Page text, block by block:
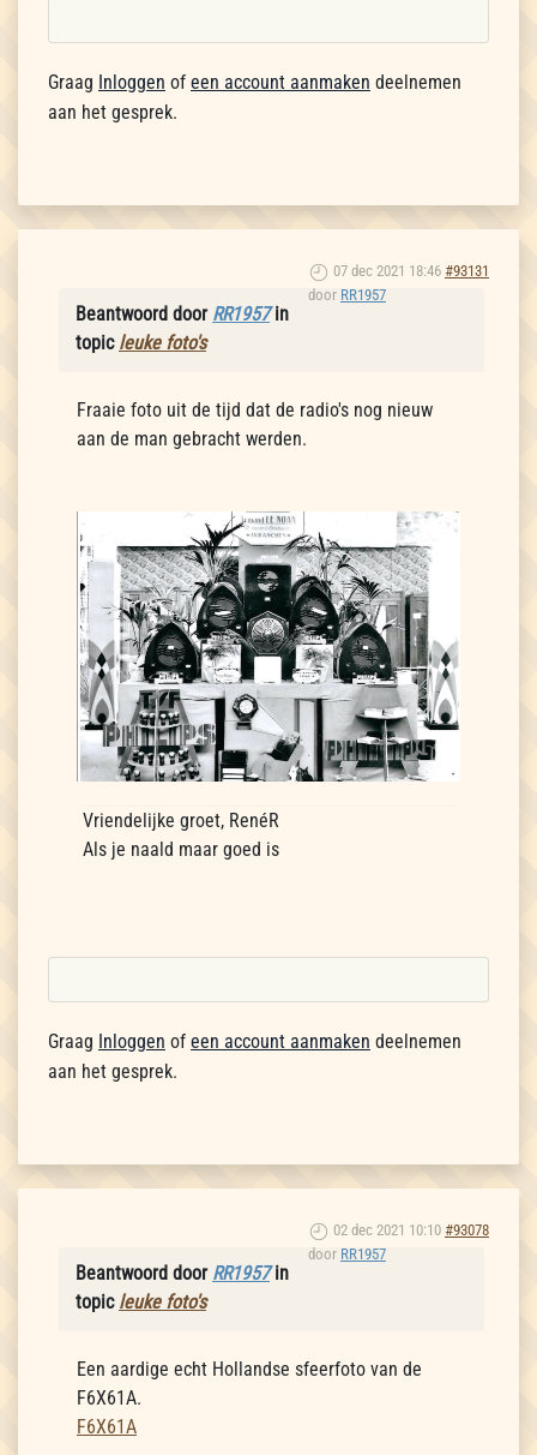
Graag Inloggen of een account aanmaken deelnemen
aan het gesprek.
07 dec 2021 18:46 #93131
door RR1957
Beantwoord door RR1957in
topic leuke foto's
Fraaie foto uit de tijd dat de radio's nog nieuw
aan de man gebracht werden.
Vriendelijke groet, RenéR
Als je naald maar goed is
Graag Inloggen of een account aanmaken deelnemen
aan het gesprek.
02 dec 2021 10:10 #93078
door RR1957
Beantwoord door RR1957in
topic leuke foto's
Een aardige echt Hollandse sfeerfoto van de
F6X61A.
F6X61A